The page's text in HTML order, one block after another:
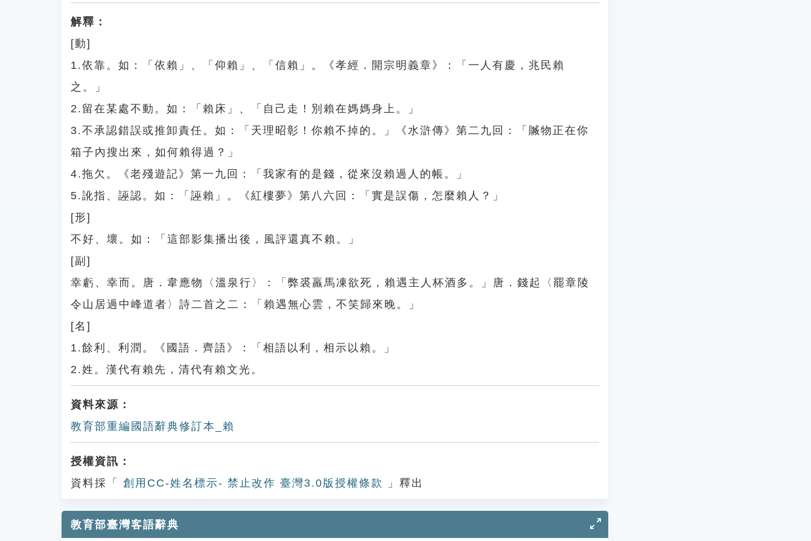
解釋：
[動]
1.依靠。如：「依賴」、「仰賴」、「信賴」。《孝經．開宗明義章》：「一人有慶，兆民賴
之。」
2.留在某處不動。如：「賴床」、「自己走！別賴在媽媽身上。」
3.不承認錯誤或推卸責任。如：「天理昭彰！你賴不掉的。」《水滸傳》第二九回：「贓物正在你
箱子內搜出來，如何賴得過？」
4.拖欠。《老殘遊記》第一九回：「我家有的是錢，從來沒賴過人的帳。」
5.訛指、誣認。如：「誣賴」。《紅樓夢》第八六回：「實是誤傷，怎麼賴人？」
[形]
不好、壞。如：「這部影集播出後，風評還真不賴。」
[副]
幸虧、幸而。唐．韋應物〈溫泉行〉：「弊裘羸馬凍欲死，賴遇主人杯酒多。」唐．錢起〈罷章陵
令山居過中峰道者〉詩二首之二：「賴遇無心雲，不笑歸來晚。」
[名]
1.餘利、利潤。《國語．齊語》：「相語以利，相示以賴。」
2.姓。漢代有賴先，清代有賴文光。
資料來源：
教育部重編國語辭典修訂本_賴
授權資訊：
資料採「
創用CC-姓名標示- 禁止改作 臺灣3.0版授權條款 」釋出
教育部臺灣客語辭典